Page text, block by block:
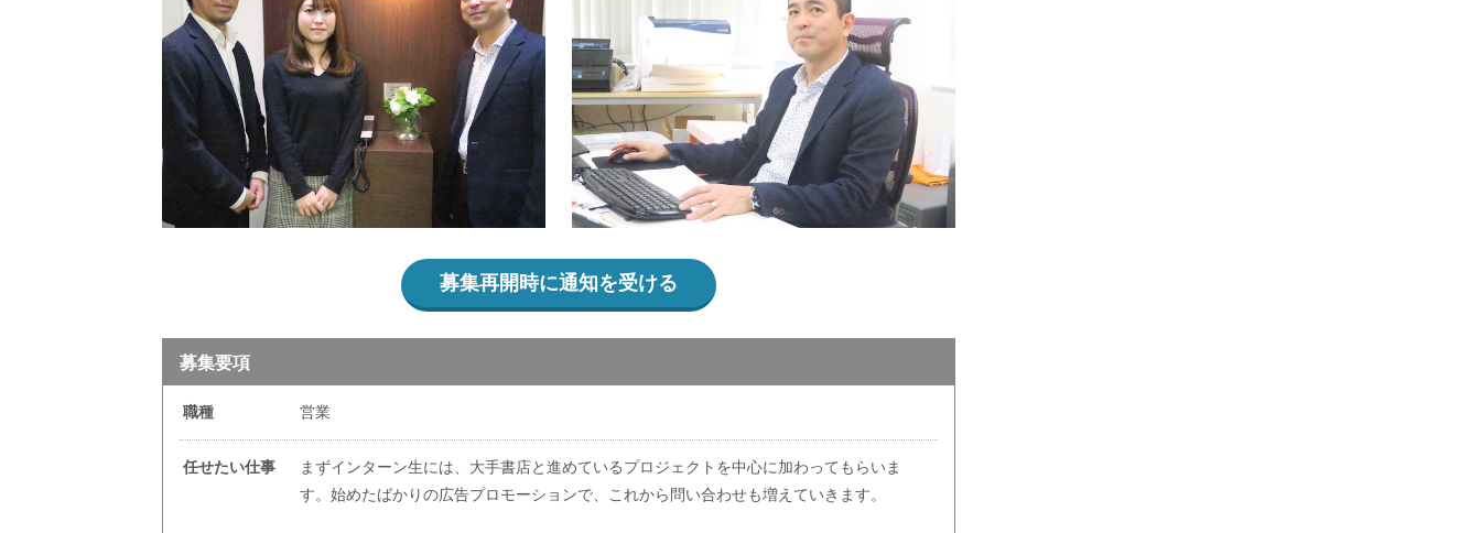
募集再開時に通知を受ける
募集要項
職種 営業
任せたい仕事
まずインターン生には、大手書店と進めているプロジェクトを中心に加わってもらいま
す。始めたばかりの広告プロモーションで、これから問い合わせも増えていきます。